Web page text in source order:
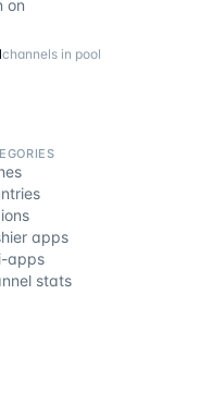
on
channels in pool
apps
apps
stats